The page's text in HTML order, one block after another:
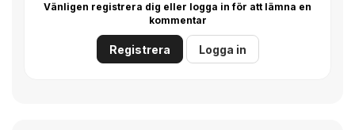
Vänligen registrera dig eller logga in för att lämna en
kommentar
Registrera Logga in